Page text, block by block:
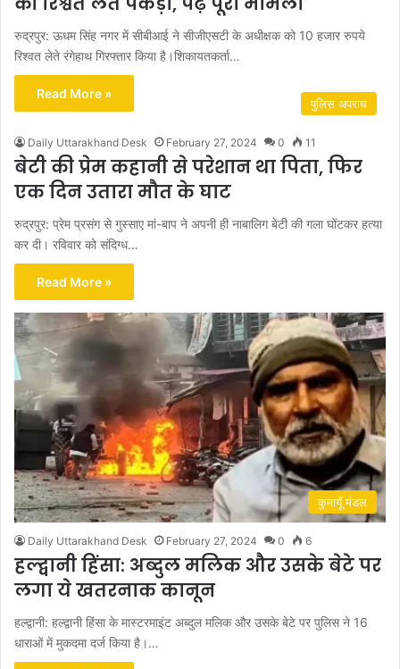
रुद्रपुर: ऊधम सिंह नगर में सीबीआई ने सीजीएसटी के अधीक्षक को 10 हजार रुपये
रिश्वत लेते रंगेहाथ गिरफ्तार किया है।शिकायतकर्ता…
Read More »
पुलिस अपराध
Daily Uttarakhand Desk February 27, 2024 0 11
बेटी की प्रेम कहानी से परेशान था पिता, फिर
एक दिन उतारा मौत के घाट
रुद्रपुर: प्रेम प्रसंग से गुस्साए मां-बाप ने अपनी ही नाबालिग बेटी की गला घोंटकर हत्या
कर दी। रविवार को संदिग्ध…
Read More »
कुमायूँ मंडल
Daily Uttarakhand Desk February 27, 2024 0 6
हल्द्वानी हिंसा: अब्दुल मलिक और उसके बेटे पर
लगा ये खतरनाक कानून
हल्द्वानी: हल्द्वानी हिंसा के मास्टरमाइंट अब्दुल मलिक और उसके बेटे पर पुलिस ने 16
धाराओं में मुकदमा दर्ज किया है।…